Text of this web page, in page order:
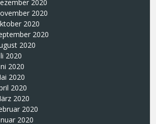
2020
2020
2020
2020
2020
2020
2020
2020
2020
2020
2020
2020